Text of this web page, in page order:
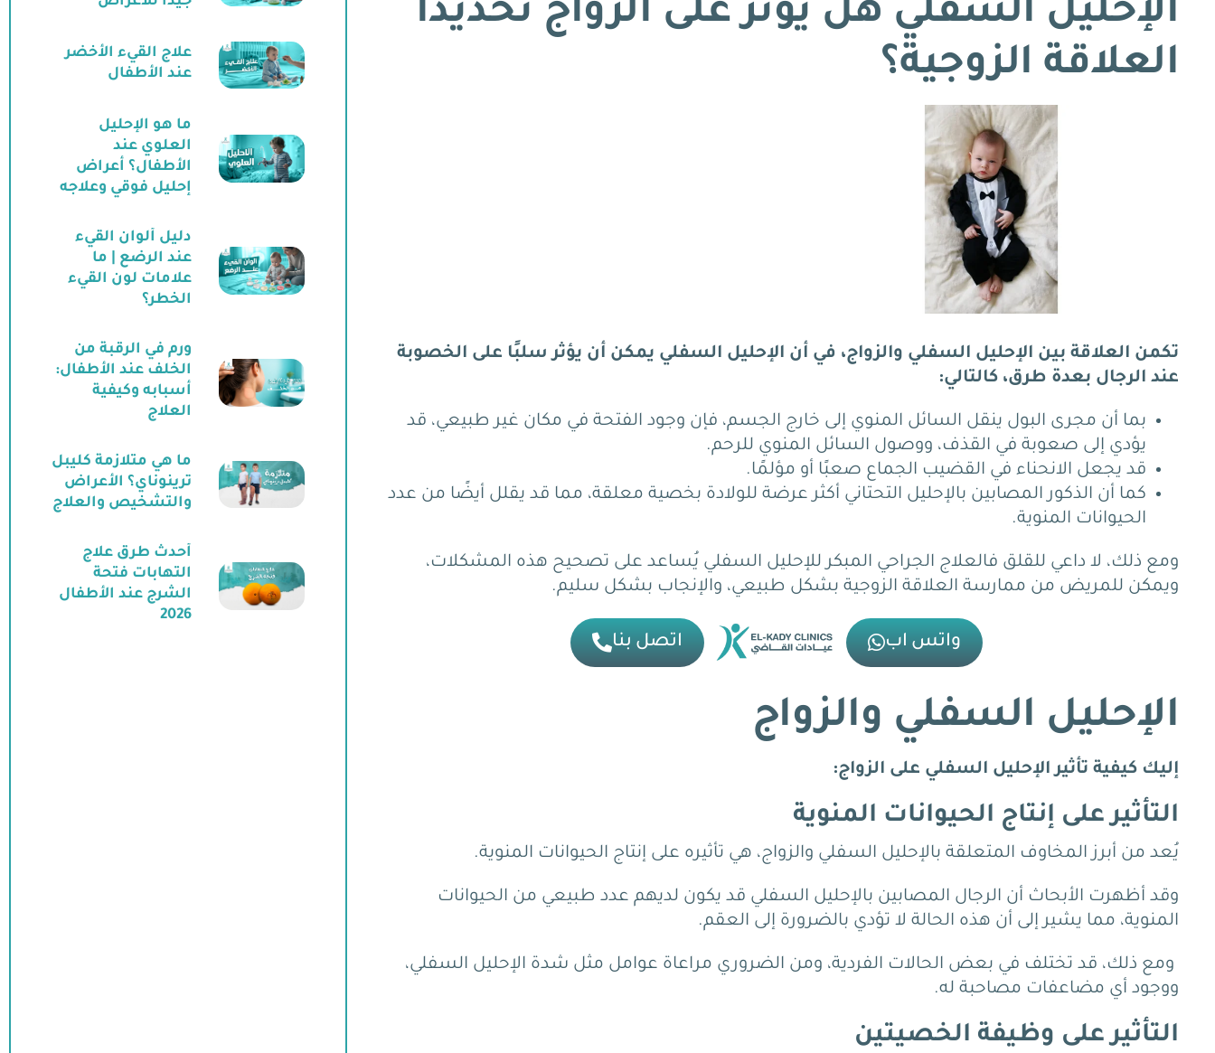
الإحليل السفلي هل يؤثر على الزواج تحديدًا
العلاقة الزوجية؟
تكمن العلاقة بين الإحليل السفلي والزواج، في أن الإحليل السفلي يمكن أن يؤثر سلبًا على الخصوبة
عند الرجال بعدة طرق، كالتالي:
بما أن مجرى البول ينقل السائل المنوي إلى خارج الجسم، فإن وجود الفتحة في مكان غير طبيعي، قد
يؤدي إلى صعوبة في القذف، ووصول السائل المنوي للرحم.
قد يجعل الانحناء في القضيب الجماع صعبًا أو مؤلمًا.
كما أن الذكور المصابين بالإحليل التحتاني أكثر عرضة للولادة بخصية معلقة، مما قد يقلل أيضًا من عدد
الحيوانات المنوية.
ومع ذلك، لا داعي للقلق فالعلاج الجراحي المبكر للإحليل السفلي يُساعد على تصحيح هذه المشكلات،
ويمكن للمريض من ممارسة العلاقة الزوجية بشكل طبيعي، والإنجاب بشكل سليم.
واتس اب اتصل بنا
الإحليل السفلي والزواج
إليك كيفية تأثير الإحليل السفلي على الزواج:
التأثير على إنتاج الحيوانات المنوية
يُعد من أبرز المخاوف المتعلقة بالإحليل السفلي والزواج، هي تأثيره على إنتاج الحيوانات المنوية.
وقد أظهرت الأبحاث أن الرجال المصابين بالإحليل السفلي قد يكون لديهم عدد طبيعي من الحيوانات
المنوية، مما يشير إلى أن هذه الحالة لا تؤدي بالضرورة إلى العقم.
ومع ذلك، قد تختلف في بعض الحالات الفردية، ومن الضروري مراعاة عوامل مثل شدة الإحليل السفلي،
ووجود أي مضاعفات مصاحبة له.
التأثير على وظيفة الخصيتين
علاج القيء الأخضر
عند الأطفال
ما هو الإحليل
العلوي عند
الأطفال؟ أعراض
إحليل فوقي وعلاجه
دليل ألوان القيء
عند الرضع | ما
علامات لون القيء
الخطر؟
ورم في الرقبة من
الخلف عند الأطفال:
أسبابه وكيفية
العلاج
ما هي متلازمة كليبل
ترينوناي؟ الأعراض
والتشخيص والعلاج
أحدث طرق علاج
التهابات فتحة
الشرج عند الأطفال
2026